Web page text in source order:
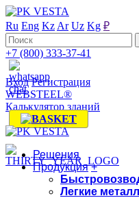
Ru Eng Kz Ar Uz Kg ₽
+7 (800) 333-37-41
Вход Регистрация
WEBSTEEL®
Калькулятор зданий
Решения
Продукция +
Легкие